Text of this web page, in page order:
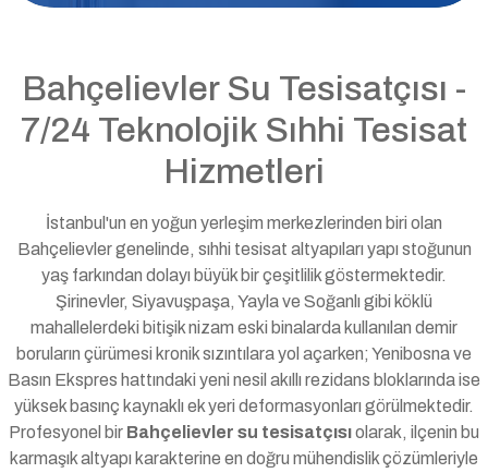
Bahçelievler Su Tesisatçısı -
7/24 Teknolojik Sıhhi Tesisat
Hizmetleri
İstanbul'un en yoğun yerleşim merkezlerinden biri olan
Bahçelievler genelinde, sıhhi tesisat altyapıları yapı stoğunun
yaş farkından dolayı büyük bir çeşitlilik göstermektedir.
Şirinevler, Siyavuşpaşa, Yayla ve Soğanlı gibi köklü
mahallelerdeki bitişik nizam eski binalarda kullanılan demir
boruların çürümesi kronik sızıntılara yol açarken; Yenibosna ve
Basın Ekspres hattındaki yeni nesil akıllı rezidans bloklarında ise
yüksek basınç kaynaklı ek yeri deformasyonları görülmektedir.
Profesyonel bir Bahçelievler su tesisatçısıolarak, ilçenin bu
karmaşık altyapı karakterine en doğru mühendislik çözümleriyle